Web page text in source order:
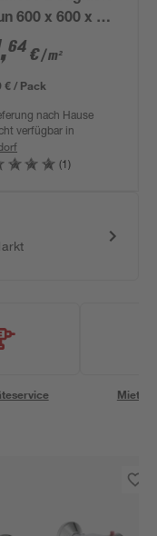
600 x 600 x 49
,64 €/ m²
€ / Pack
nach Hause
verfügbar in
(1)